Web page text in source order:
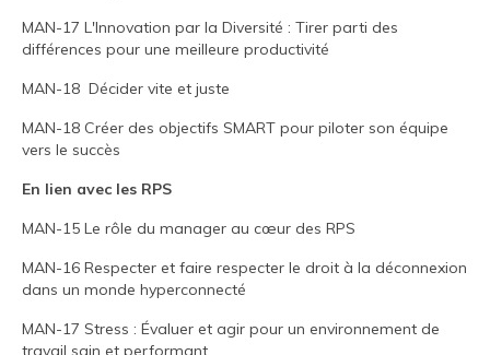
MAN-17 L'Innovation par la Diversité : Tirer parti des
différences pour une meilleure productivité
MAN-18 Décider vite et juste
MAN-18 Créer des objectifs SMART pour piloter son équipe
vers le succès
En lien avec les RPS
MAN-15 Le rôle du manager au cœur des RPS
MAN-16 Respecter et faire respecter le droit à la déconnexion
dans un monde hyperconnecté
MAN-17 Stress : Évaluer et agir pour un environnement de
travail sain et performant